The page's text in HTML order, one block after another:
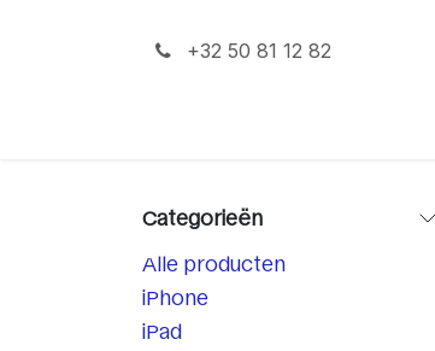
+32 50 81 12 82
Categorieën
Alle producten
iPhone
iPad